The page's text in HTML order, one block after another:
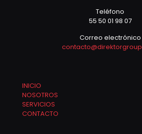
Teléfono
55 50 01 98 07
Correo electrónico
INICIO
NOSOTROS
SERVICIOS
CONTACTO